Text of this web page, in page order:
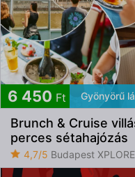
6 450 Ft Gyönyörű
Brunch & Cruise
perces sétahajózás
4,7/5 Budapest XPLORE